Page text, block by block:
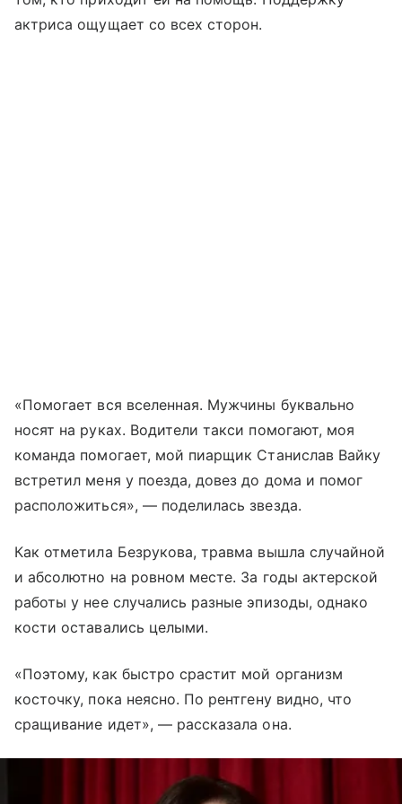
актриса ощущает со всех сторон.
«Помогает вся вселенная. Мужчины буквально
носят на руках. Водители такси помогают, моя
команда помогает, мой пиарщик Станислав Вайку
встретил меня у поезда, довез до дома и помог
расположиться», — поделилась звезда.
Как отметила Безрукова, травма вышла случайной
и абсолютно на ровном месте. За годы актерской
работы у нее случались разные эпизоды, однако
кости оставались целыми.
«Поэтому, как быстро срастит мой организм
косточку, пока неясно. По рентгену видно, что
сращивание идет», — рассказала она.